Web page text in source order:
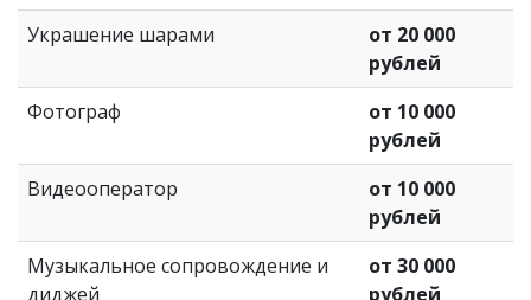
Украшение шарами
от 20 000
рублей
Фотограф
от 10 000
рублей
Видеооператор
от 10 000
рублей
Музыкальное сопровождение и
диджей
от 30 000
рублей